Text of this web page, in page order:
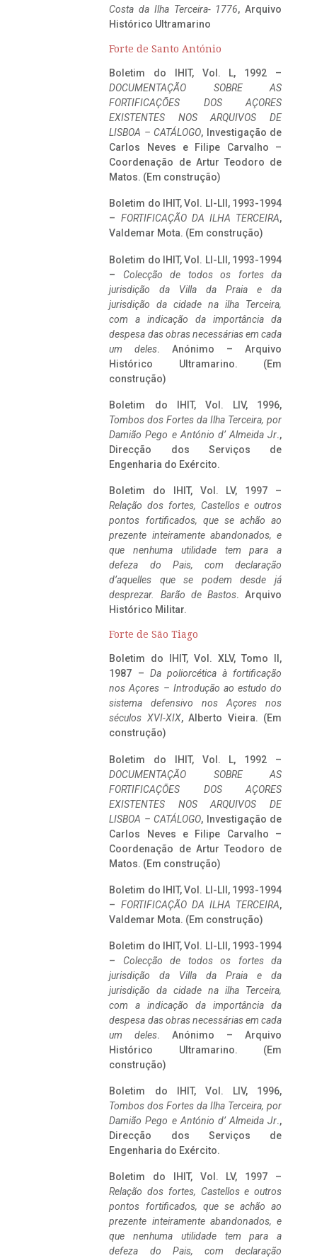
Costa da Ilha Terceira- 1776, Arquivo
Histórico Ultramarino
Forte de Santo António
Boletim do IHIT, Vol. L, 1992 –
DOCUMENTAÇÃO SOBRE AS
FORTIFICAÇÕES DOS AÇORES
EXISTENTES NOS ARQUIVOS DE
LISBOA – CATÁLOGO, Investigação de
Carlos Neves e Filipe Carvalho –
Coordenação de Artur Teodoro de
Matos. (Em construção)
Boletim do IHIT, Vol. LI-LII, 1993-1994
– FORTIFICAÇÃO DA ILHA TERCEIRA,
Valdemar Mota. (Em construção)
Boletim do IHIT, Vol. LI-LII, 1993-1994
– Colecção de todos os fortes da
jurisdição da Villa da Praia e da
jurisdição da cidade na ilha Terceira,
com a indicação da importância da
despesa das obras necessárias em cada
um deles. Anónimo – Arquivo
Histórico Ultramarino. (Em
construção)
Boletim do IHIT, Vol. LIV, 1996,
Tombos dos Fortes da Ilha Terceira, por
Damião Pego e António d’ Almeida Jr.,
Direcção dos Serviços de
Engenharia do Exército.
Boletim do IHIT, Vol. LV, 1997 –
Relação dos fortes, Castellos e outros
pontos fortificados, que se achão ao
prezente inteiramente abandonados, e
que nenhuma utilidade tem para a
defeza do Pais, com declaração
d’aquelles que se podem desde já
desprezar. Barão de Bastos. Arquivo
Histórico Militar.
Forte de São Tiago
Boletim do IHIT, Vol. XLV, Tomo II,
1987 – Da poliorcética à fortificação
nos Açores – Introdução ao estudo do
sistema defensivo nos Açores nos
séculos XVI-XIX, Alberto Vieira. (Em
construção)
Boletim do IHIT, Vol. L, 1992 –
DOCUMENTAÇÃO SOBRE AS
FORTIFICAÇÕES DOS AÇORES
EXISTENTES NOS ARQUIVOS DE
LISBOA – CATÁLOGO, Investigação de
Carlos Neves e Filipe Carvalho –
Coordenação de Artur Teodoro de
Matos. (Em construção)
Boletim do IHIT, Vol. LI-LII, 1993-1994
– FORTIFICAÇÃO DA ILHA TERCEIRA,
Valdemar Mota. (Em construção)
Boletim do IHIT, Vol. LI-LII, 1993-1994
– Colecção de todos os fortes da
jurisdição da Villa da Praia e da
jurisdição da cidade na ilha Terceira,
com a indicação da importância da
despesa das obras necessárias em cada
um deles. Anónimo – Arquivo
Histórico Ultramarino. (Em
construção)
Boletim do IHIT, Vol. LIV, 1996,
Tombos dos Fortes da Ilha Terceira, por
Damião Pego e António d’ Almeida Jr.,
Direcção dos Serviços de
Engenharia do Exército.
Boletim do IHIT, Vol. LV, 1997 –
Relação dos fortes, Castellos e outros
pontos fortificados, que se achão ao
prezente inteiramente abandonados, e
que nenhuma utilidade tem para a
defeza do Pais, com declaração